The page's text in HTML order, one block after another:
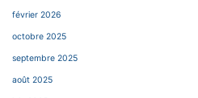
février 2026
octobre 2025
septembre 2025
août 2025